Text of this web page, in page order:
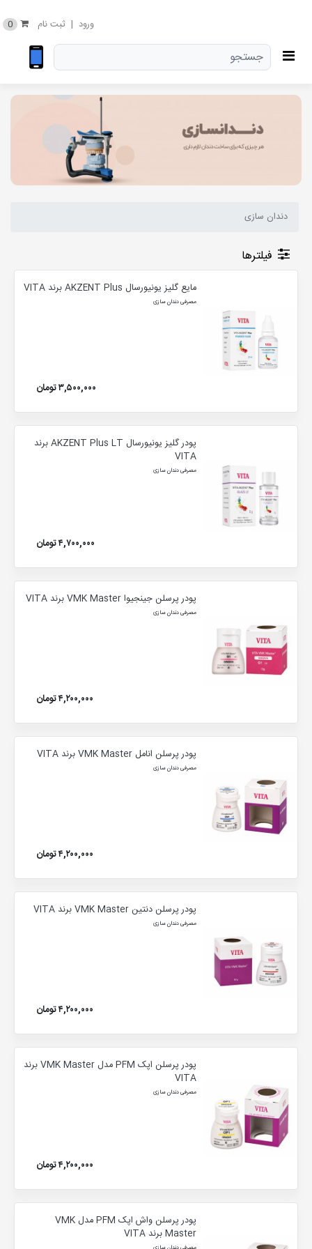
ورود | ثبت نام 0
دندان سازی
فیلترها
مایع گلیز یونیورسال AKZENT Plus برند VITA
مصرفی دندان سازی
۳,۵۰۰,۰۰۰ تومان
پودر گلیز یونیورسال AKZENT Plus LT برند
VITA
مصرفی دندان سازی
۴,۷۰۰,۰۰۰ تومان
پودر پرسلن جینجیوا VMK Master برند VITA
مصرفی دندان سازی
۴,۲۰۰,۰۰۰ تومان
پودر پرسلن انامل VMK Master برند VITA
مصرفی دندان سازی
۴,۲۰۰,۰۰۰ تومان
پودر پرسلن دنتین VMK Master برند VITA
مصرفی دندان سازی
۴,۲۰۰,۰۰۰ تومان
پودر پرسلن اپک PFM مدل VMK Master برند
VITA
مصرفی دندان سازی
۴,۲۰۰,۰۰۰ تومان
پودر پرسلن واش اپک PFM مدل VMK
Master برند VITA